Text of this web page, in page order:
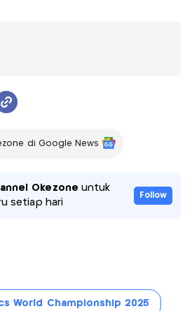
di Google News
Okezone untuk
setiap hari
Follow
World Championship 2025